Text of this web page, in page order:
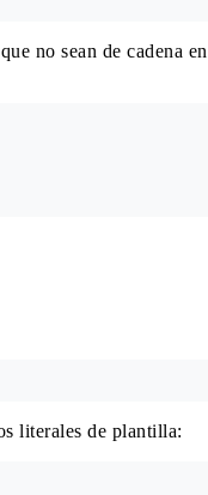
no sean de cadena en
literales de plantilla: